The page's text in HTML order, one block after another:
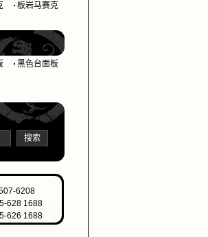
板岩马赛克
黑色台面板
6208
628 1688
626 1688